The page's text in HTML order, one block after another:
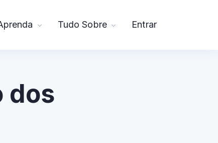
Tudo Sobre Entrar
dos